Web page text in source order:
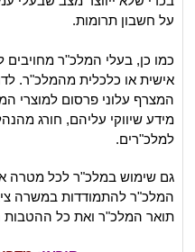
על חשבון תרומות.
כמו כן, בעלי המלכ"ר
אישית או כלכלית מהמלכ"ר.
המצרף עלוני פרסום למוצרי
מידע שיווקי עליהם, חורג
למלכ"רים.
גם שימוש במלכ"ר לכל מטרה
המלכ"ר להתמודדות במשרה
תואר המלכ"ר ואת כל ההטבות